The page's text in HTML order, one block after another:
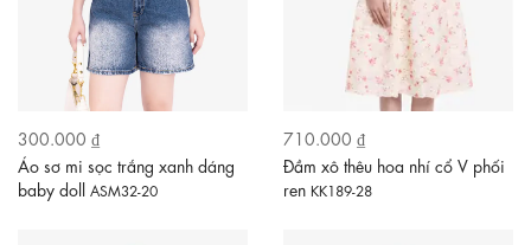
300.000 ₫
Áo sơ mi sọc trắng xanh dáng
baby doll ASM32-20
710.000 ₫
Đầm xô thêu hoa nhí cổ V phối
ren KK189-28